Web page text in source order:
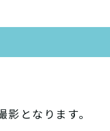
となります。